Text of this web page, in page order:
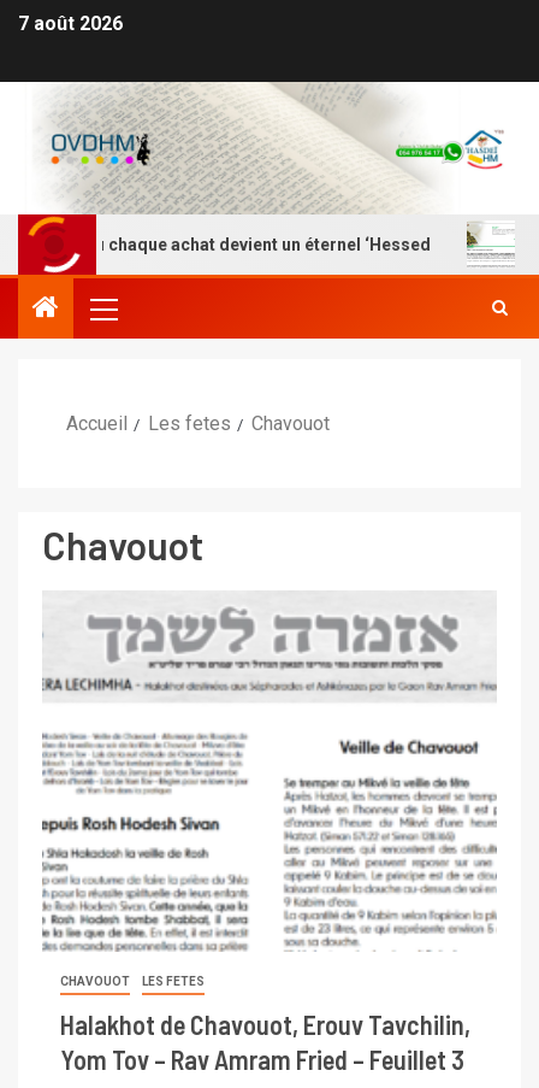
7 août 2026
où chaque achat devient un éternel ‘Hessed Nefesh
Accueil Les fetes Chavouot
Chavouot
CHAVOUOT LES FETES
Halakhot de Chavouot, Erouv Tavchilin,
Yom Tov – Rav Amram Fried – Feuillet 3